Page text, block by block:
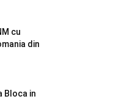
cu
din
Bloca in